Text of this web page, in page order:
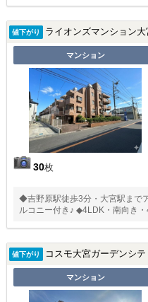
値下がり ライオンズマンション大宮吉野
マンション
30枚
◆吉野原駅徒歩3分・大宮駅まで
ルコニー付き♪ ◆4LDK・南向き
値下がり コスモ大宮ガーデンシティ|
マンション